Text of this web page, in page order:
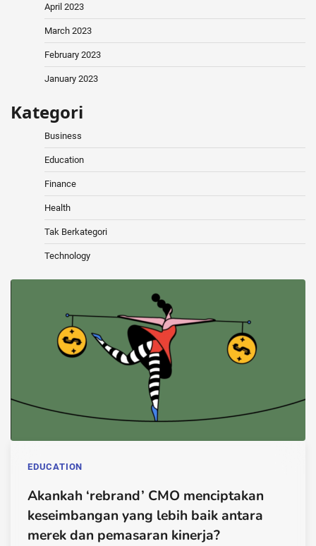
April 2023
March 2023
February 2023
January 2023
Kategori
Business
Education
Finance
Health
Tak Berkategori
Technology
EDUCATION
Akankah ‘rebrand’ CMO menciptakan
keseimbangan yang lebih baik antara
merek dan pemasaran kinerja?